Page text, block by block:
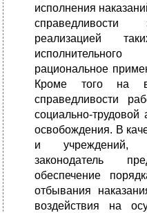
исполнения
справедливости
реализацией
рациональное
Кроме того на
справедливости
социально-
освобождения. В
и учреждений,
законодатель
обеспечение
отбывания
воздействия на